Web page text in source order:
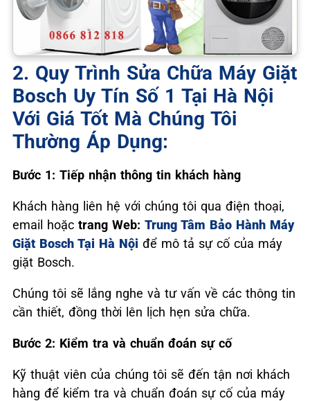
2. Quy Trình Sửa Chữa Máy Giặt
Bosch Uy Tín Số 1 Tại Hà Nội
Với Giá Tốt Mà Chúng Tôi
Thường Áp Dụng:
Bước 1: Tiếp nhận thông tin khách hàng
Khách hàng liên hệ với chúng tôi qua điện thoại,
email hoặc trang Web: Trung Tâm Bảo Hành Máy
Giặt Bosch Tại Hà Nội để mô tả sự cố của máy
giặt Bosch.
Chúng tôi sẽ lắng nghe và tư vấn về các thông tin
cần thiết, đồng thời lên lịch hẹn sửa chữa.
Bước 2: Kiểm tra và chuẩn đoán sự cố
Kỹ thuật viên của chúng tôi sẽ đến tận nơi khách
hàng để kiểm tra và chuẩn đoán sự cố của máy